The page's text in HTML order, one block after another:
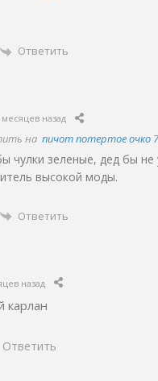
Ответить
месяцев назад
на пичот потертое очко
чулки зеленые, дед бы не
высокой моды.
Ответить
назад
карлан
Ответить